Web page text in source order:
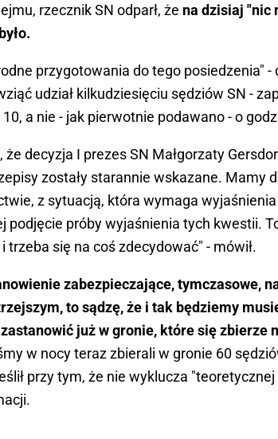
rzecznik SN odparł, że na dzisiaj "nic
przygotowania do tego posiedzenia" -
udział kilkudziesięciu sędziów SN -
a nie - jak pierwotnie podawano - o
że decyzja I prezes SN Małgorzaty
zostały starannie wskazane. Mamy
z sytuacją, która wymaga
podjęcie próby wyjaśnienia tych kwestii.
trzeba się na coś zdecydować" - mówił.
zabezpieczające, tymczasowe,
to sądzę, że i tak będziemy
już w gronie, które się zbierze
w nocy teraz zbierali w gronie 60
przy tym, że nie wyklucza